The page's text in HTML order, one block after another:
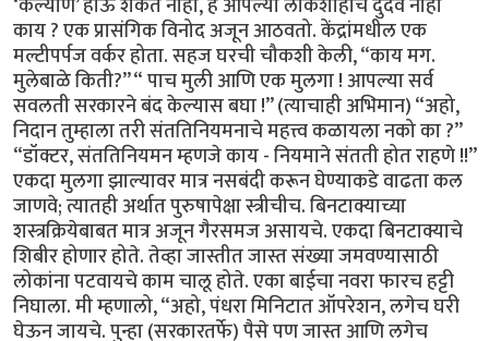
काय ? एक प्रासंगिक विनोद अजून आठवतो. केंद्रांमधील एक
मल्टीपर्पज वर्कर होता. सहज घरची चौकशी केली, “काय मग.
मुलेबाळे किती?” “ पाच मुली आणि एक मुलगा ! आपल्या सर्व
सवलती सरकारने बंद केल्यास बघा !” (त्याचाही अभिमान) “अहो,
निदान तुम्हाला तरी संततिनियमनाचे महत्त्व कळायला नको का ?”
“डॉक्टर, संततिनियमन म्हणजे काय - नियमाने संतती होत राहणे !!”
एकदा मुलगा झाल्यावर मात्र नसबंदी करून घेण्याकडे वाढता कल
जाणवे; त्यातही अर्थात पुरुषापेक्षा स्त्रीचीच. बिनटाक्याच्या
शस्त्रक्रियेबाबत मात्र अजून गैरसमज असायचे. एकदा बिनटाक्याचे
शिबीर होणार होते. तेव्हा जास्तीत जास्त संख्या जमवण्यासाठी
लोकांना पटवायचे काम चालू होते. एका बाईचा नवरा फारच हट्टी
निघाला. मी म्हणालो, “अहो, पंधरा मिनिटात ऑपरेशन, लगेच घरी
घेऊन जायचे. पुन्हा (सरकारतर्फे) पैसे पण जास्त आणि लगेच